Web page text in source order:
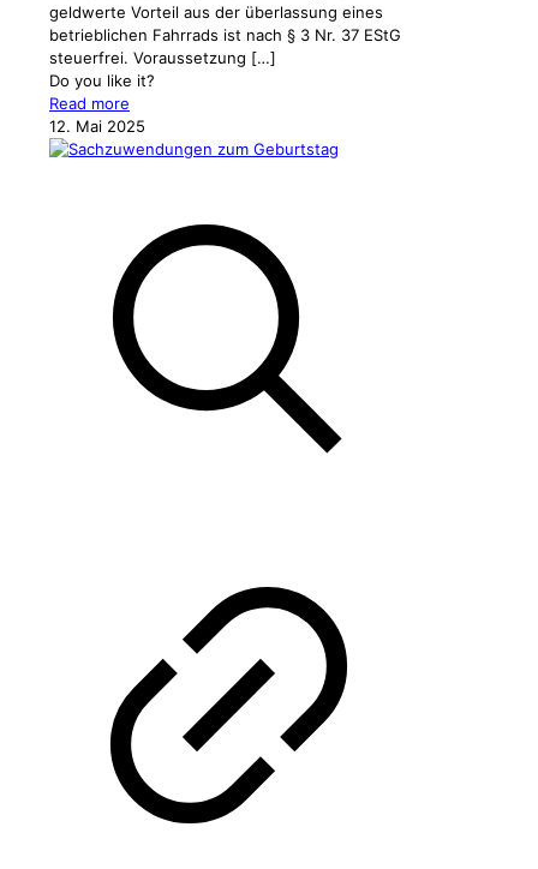
geldwerte Vorteil aus der überlassung eines
betrieblichen Fahrrads ist nach § 3 Nr. 37 EStG
steuerfrei. Voraussetzung […]
Do you like it?
Read more
12. Mai 2025